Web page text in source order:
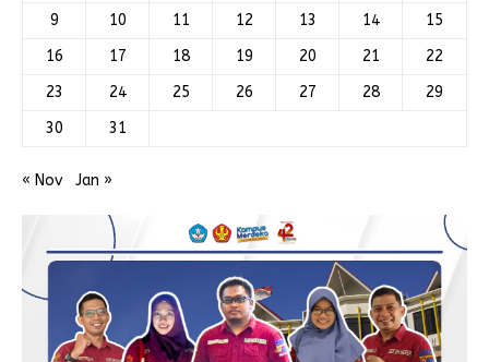
9
10 11 12 13 14
15
16
17 18 19 20 21
22
23
24 25 26 27 28
29
30
31
« Nov Jan »